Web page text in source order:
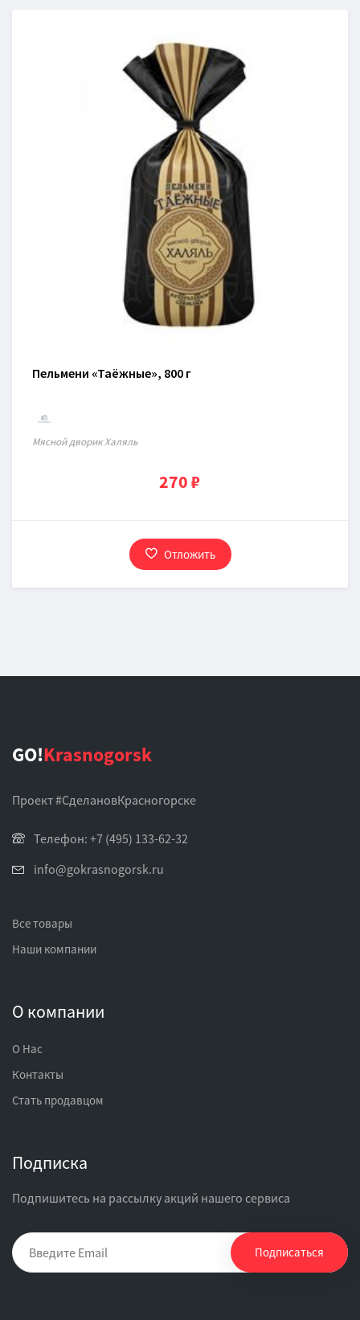
Пельмени «Таёжные», 800 г
Мясной дворик Халяль
270 ₽
Отложить
GO!Krasnogorsk
Проект #СделановКрасногорске
Телефон: +7 (495) 133-62-32
info@gokrasnogorsk.ru
Все товары
Наши компании
О компании
О Нас
Контакты
Стать продавцом
Подписка
Подпишитесь на рассылку акций нашего сервиса
Подписаться